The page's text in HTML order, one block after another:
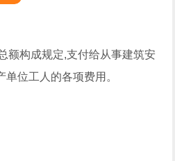
额构成规定,支付给从事建筑安
位工人的各项费用。